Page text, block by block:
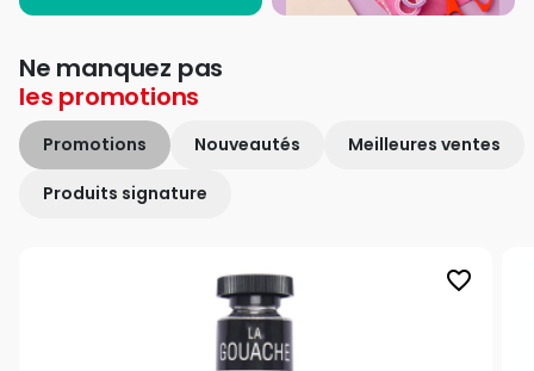
Ne manquez pas
les promotions
Promotions Nouveautés Meilleures ventes
Produits signature
favorite_border